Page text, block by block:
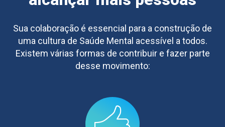
Sua colaboração é essencial para a construção de
uma cultura de Saúde Mental acessível a todos.
Existem várias formas de contribuir e fazer parte
desse movimento: